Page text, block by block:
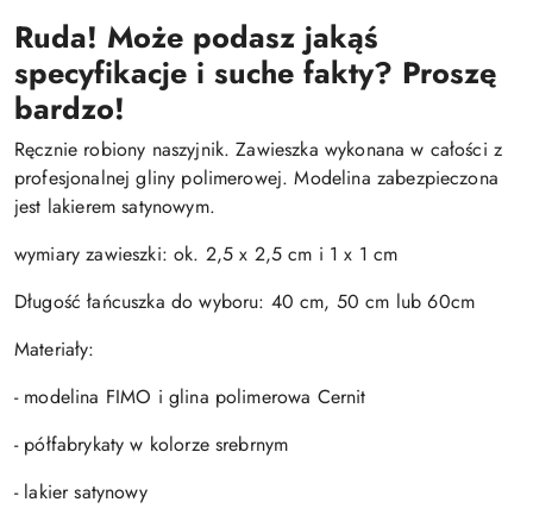
Ruda! Może podasz jakąś
specyfikacje i suche fakty? Proszę
bardzo!
Ręcznie robiony naszyjnik. Zawieszka wykonana w całości z
profesjonalnej gliny polimerowej. Modelina zabezpieczona
jest lakierem satynowym.
wymiary zawieszki: ok. 2,5 x 2,5 cm i 1 x 1 cm
Długość łańcuszka do wyboru: 40 cm, 50 cm lub 60cm
Materiały:
- modelina FIMO i glina polimerowa Cernit
- półfabrykaty w kolorze srebrnym
- lakier satynowy